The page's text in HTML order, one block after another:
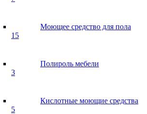
Моющее средство для пола
15
Полироль мебели
3
Кислотные моющие средства
5